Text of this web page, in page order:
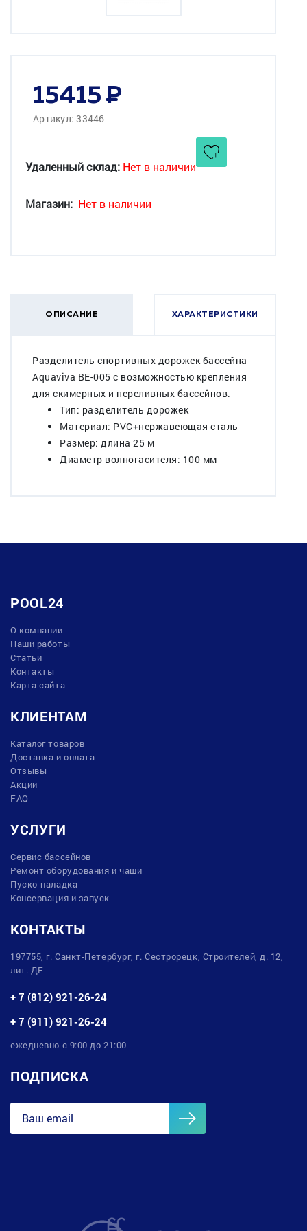
15415
Артикул: 33446
Удаленный склад: Нет в наличии
Магазин: Нет в наличии
ОПИСАНИЕ ХАРАКТЕРИСТИКИ
Разделитель спортивных дорожек бассейна
Aquaviva BE-005 с возможностью крепления
для скимерных и переливных бассейнов.
Тип: разделитель дорожек
Материал: PVC+нержавеющая сталь
Размер: длина 25 м
Диаметр волногасителя: 100 мм
POOL24
О компании
Наши работы
Статьи
Контакты
Карта сайта
КЛИЕНТАМ
Каталог товаров
Доставка и оплата
Отзывы
Акции
FAQ
УСЛУГИ
Сервис бассейнов
Ремонт оборудования и чаши
Пуско-наладка
Консервация и запуск
КОНТАКТЫ
197755, г. Санкт-Петербург, г. Сестрорецк, Строителей, д. 12,
лит. ДЕ
+ 7 (812) 921-26-24
+ 7 (911) 921-26-24
ежедневно с 9:00 до 21:00
ПОДПИСКА